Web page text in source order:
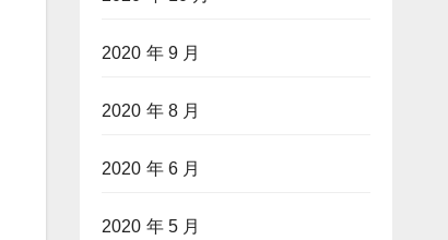
2020 年 9 月
2020 年 8 月
2020 年 6 月
2020 年 5 月